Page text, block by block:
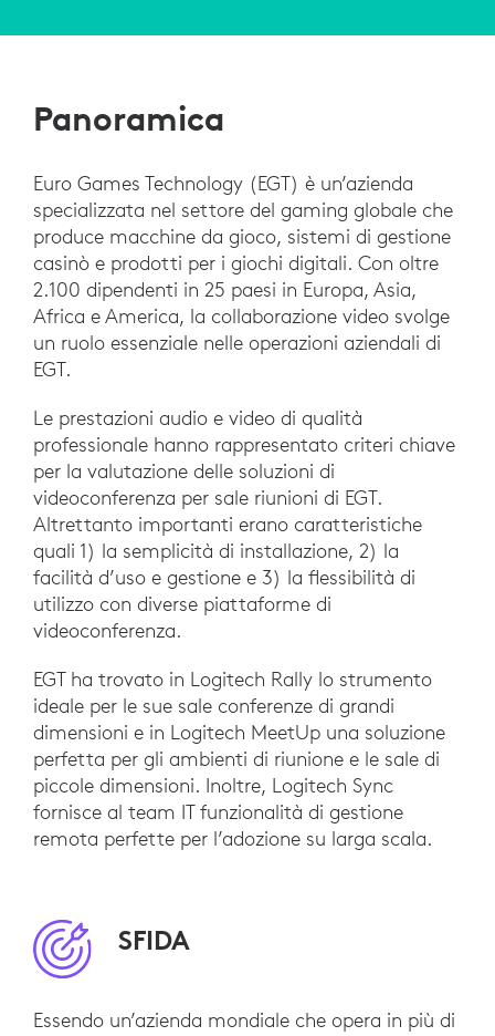
Panoramica
Euro Games Technology (EGT) è un’azienda
specializzata nel settore del gaming globale che
produce macchine da gioco, sistemi di gestione
casinò e prodotti per i giochi digitali. Con oltre
2.100 dipendenti in 25 paesi in Europa, Asia,
Africa e America, la collaborazione video svolge
un ruolo essenziale nelle operazioni aziendali di
EGT.
Le prestazioni audio e video di qualità
professionale hanno rappresentato criteri chiave
per la valutazione delle soluzioni di
videoconferenza per sale riunioni di EGT.
Altrettanto importanti erano caratteristiche
quali 1) la semplicità di installazione, 2) la
facilità d’uso e gestione e 3) la flessibilità di
utilizzo con diverse piattaforme di
videoconferenza.
EGT ha trovato in Logitech Rally lo strumento
ideale per le sue sale conferenze di grandi
dimensioni e in Logitech MeetUp una soluzione
perfetta per gli ambienti di riunione e le sale di
piccole dimensioni. Inoltre, Logitech Sync
fornisce al team IT funzionalità di gestione
remota perfette per l’adozione su larga scala.
SFIDA
Essendo un’azienda mondiale che opera in più di